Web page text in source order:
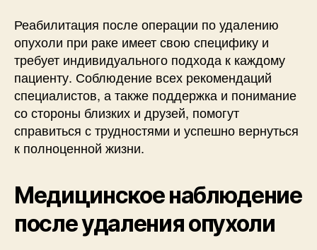
Реабилитация после операции по удалению
опухоли при раке имеет свою специфику и
требует индивидуального подхода к каждому
пациенту. Соблюдение всех рекомендаций
специалистов, а также поддержка и понимание
со стороны близких и друзей, помогут
справиться с трудностями и успешно вернуться
к полноценной жизни.
Медицинское наблюдение
после удаления опухоли